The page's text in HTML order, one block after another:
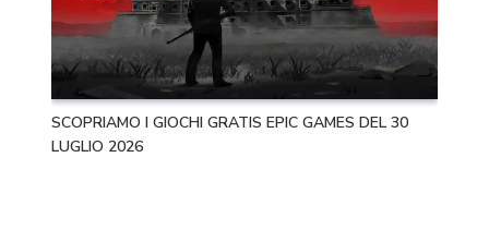
SCOPRIAMO I GIOCHI GRATIS EPIC GAMES DEL 30
LUGLIO 2026